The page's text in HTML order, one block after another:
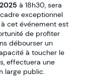
à 18h30, sera
exceptionnel
à cet événement est
de profiter
débourser un
à toucher le
effectuera une
large public.